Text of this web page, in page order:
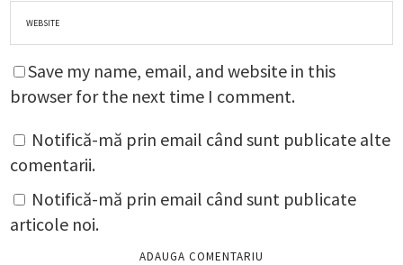
Save my name, email, and website in this
browser for the next time I comment.
Notifică-mă prin email când sunt publicate alte
comentarii.
Notifică-mă prin email când sunt publicate
articole noi.